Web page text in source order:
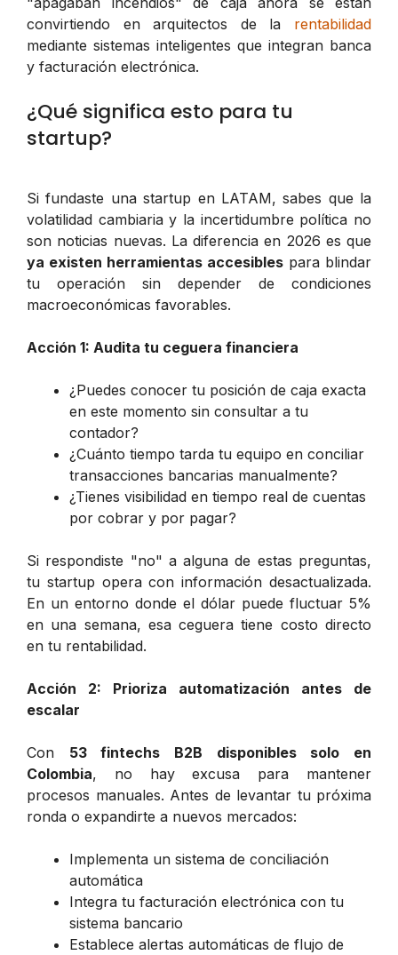
convirtiendo en arquitectos de la rentabilidad
mediante sistemas inteligentes que integran banca
y facturación electrónica.
¿Qué significa esto para tu
startup?
Si fundaste una startup en LATAM, sabes que la
volatilidad cambiaria y la incertidumbre política no
son noticias nuevas. La diferencia en 2026 es que
ya existen herramientas accesibles para blindar
tu operación sin depender de condiciones
macroeconómicas favorables.
Acción 1: Audita tu ceguera financiera
¿Puedes conocer tu posición de caja exacta
en este momento sin consultar a tu
contador?
¿Cuánto tiempo tarda tu equipo en conciliar
transacciones bancarias manualmente?
¿Tienes visibilidad en tiempo real de cuentas
por cobrar y por pagar?
Si respondiste "no" a alguna de estas preguntas,
tu startup opera con información desactualizada.
En un entorno donde el dólar puede fluctuar 5%
en una semana, esa ceguera tiene costo directo
en tu rentabilidad.
Acción 2: Prioriza automatización antes de
escalar
Con 53 fintechs B2B disponibles solo en
Colombia, no hay excusa para mantener
procesos manuales. Antes de levantar tu próxima
ronda o expandirte a nuevos mercados:
Implementa un sistema de conciliación
automática
Integra tu facturación electrónica con tu
sistema bancario
Establece alertas automáticas de flujo de